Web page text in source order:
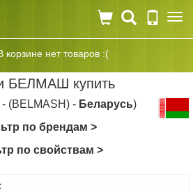
корзине нет товаров :(
БЕЛМАШ купить
(BELMASH) - Беларусь)
по брендам >
по свойствам >